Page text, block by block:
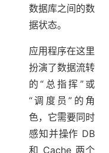
数据库之间的数
据状态。
应用程序在这里
扮演了数据流转
的“总指挥”或
“调度员”的角
色，它需要同时
感知并操作 DB
和 Cache 两个